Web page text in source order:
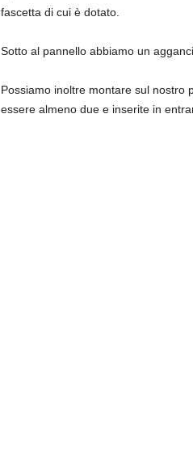
fascetta di cui è dotato.
Sotto al pannello abbiamo un
Possiamo inoltre montare sul nostro
essere almeno due e inserite in